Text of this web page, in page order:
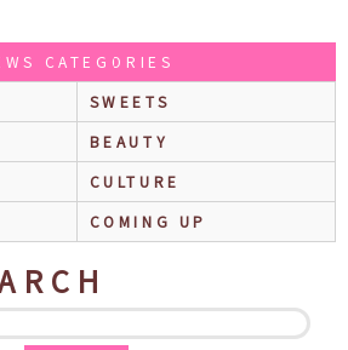
CATEGORIES
SWEETS
BEAUTY
CULTURE
COMING UP